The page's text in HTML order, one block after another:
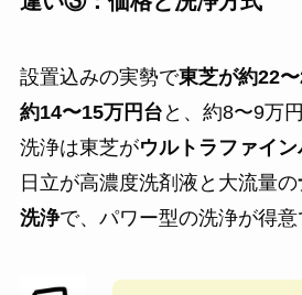
設置込みの実勢で東芝が約22
約14〜15万円台 と、約8〜9万
洗浄は東芝がウルトラファイ
日立が高濃度洗剤液と大流量の
洗浄で、パワー型の洗浄が得意